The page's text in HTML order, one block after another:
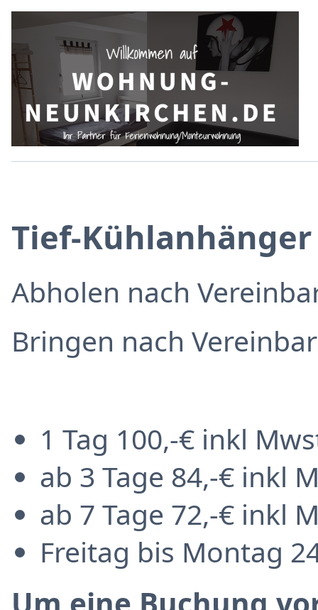
Tief-Kühlanhänger
Abholen nach
Bringen nach
1 Tag 100,-€ inkl
ab 3 Tage 84,-€ inkl
ab 7 Tage 72,-€ inkl
Freitag bis Montag